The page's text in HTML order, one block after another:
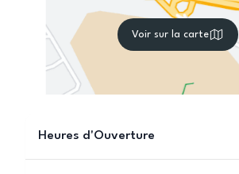
Voir sur la carte
Heures d'Ouverture